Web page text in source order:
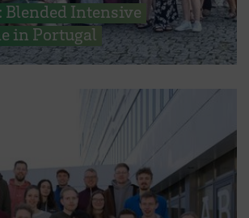
Blended Intensive
in Portugal